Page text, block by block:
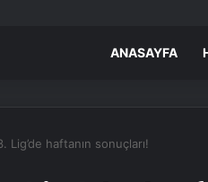
ANASAYFA
Lig’de haftanın sonuçları!